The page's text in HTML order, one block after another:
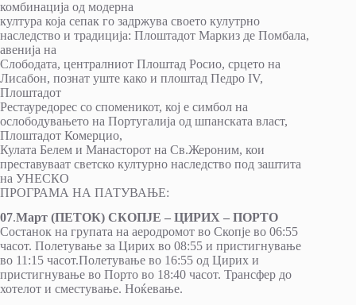
комбинација од модерна
култура која сепак го задржува своето кулутрно
наследство и традиција: Плоштадот Маркиз де Помбала,
авенија на
Слободата, централниот Плоштад Росио, срцето на
Лисабон, познат уште како и плоштад Педро IV,
Плоштадот
Рестауредорес со споменикот, кој е симбол на
ослободувањето на Португалија од шпанската власт,
Плоштадот Комерцио,
Кулата Белем и Манасторот на Св.Жероним, кои
преставуваат светско културно наследство под заштита
на УНЕСКО
ПРОГРАМА НА ПАТУВАЊЕ:
07.Март (ПЕТОК) СКОПЈЕ – ЦИРИХ – ПОРТО
Состанок на групата на аеродромот во Скопје во 06:55
часот. Полетување за Цирих во 08:55 и пристигнување
во 11:15 часот.Полетување во 16:55 од Цирих и
пристигнување во Порто во 18:40 часот. Трансфер до
хотелот и сместување. Ноќевање.